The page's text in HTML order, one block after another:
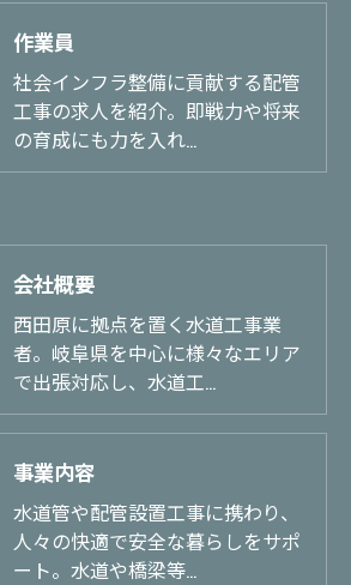
作業員
社会インフラ整備に貢献する配管
工事の求人を紹介。即戦力や将来
の育成にも力を入れ…
会社概要
西田原に拠点を置く水道工事業
者。岐阜県を中心に様々なエリア
で出張対応し、水道工…
事業内容
水道管や配管設置工事に携わり、
人々の快適で安全な暮らしをサポ
ート。水道や橋梁等…